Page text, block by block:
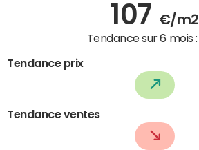
107 €/m2
Tendance sur 6 mois :
Tendance prix
Tendance ventes